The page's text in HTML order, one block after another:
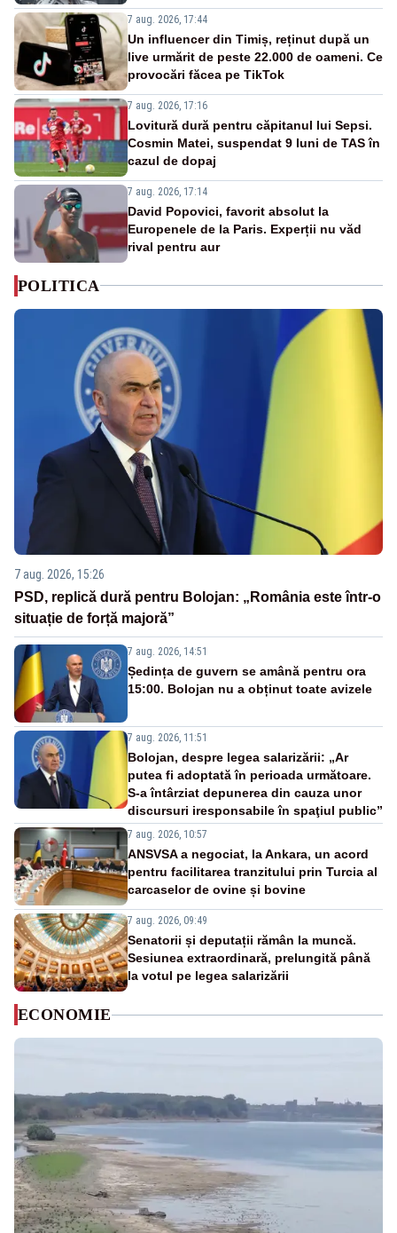
7 aug. 2026, 17:44
Un influencer din Timiș, reținut după un
live urmărit de peste 22.000 de oameni. Ce
provocări făcea pe TikTok
7 aug. 2026, 17:16
Lovitură dură pentru căpitanul lui Sepsi.
Cosmin Matei, suspendat 9 luni de TAS în
cazul de dopaj
7 aug. 2026, 17:14
David Popovici, favorit absolut la
Europenele de la Paris. Experții nu văd
rival pentru aur
POLITICA
7 aug. 2026, 15:26
PSD, replică dură pentru Bolojan: „România este într-o
situație de forță majoră”
7 aug. 2026, 14:51
Ședința de guvern se amână pentru ora
15:00. Bolojan nu a obținut toate avizele
7 aug. 2026, 11:51
Bolojan, despre legea salarizării: „Ar
putea fi adoptată în perioada următoare.
S-a întârziat depunerea din cauza unor
discursuri iresponsabile în spaţiul public”
7 aug. 2026, 10:57
ANSVSA a negociat, la Ankara, un acord
pentru facilitarea tranzitului prin Turcia al
carcaselor de ovine și bovine
7 aug. 2026, 09:49
Senatorii și deputații rămân la muncă.
Sesiunea extraordinară, prelungită până
la votul pe legea salarizării
ECONOMIE